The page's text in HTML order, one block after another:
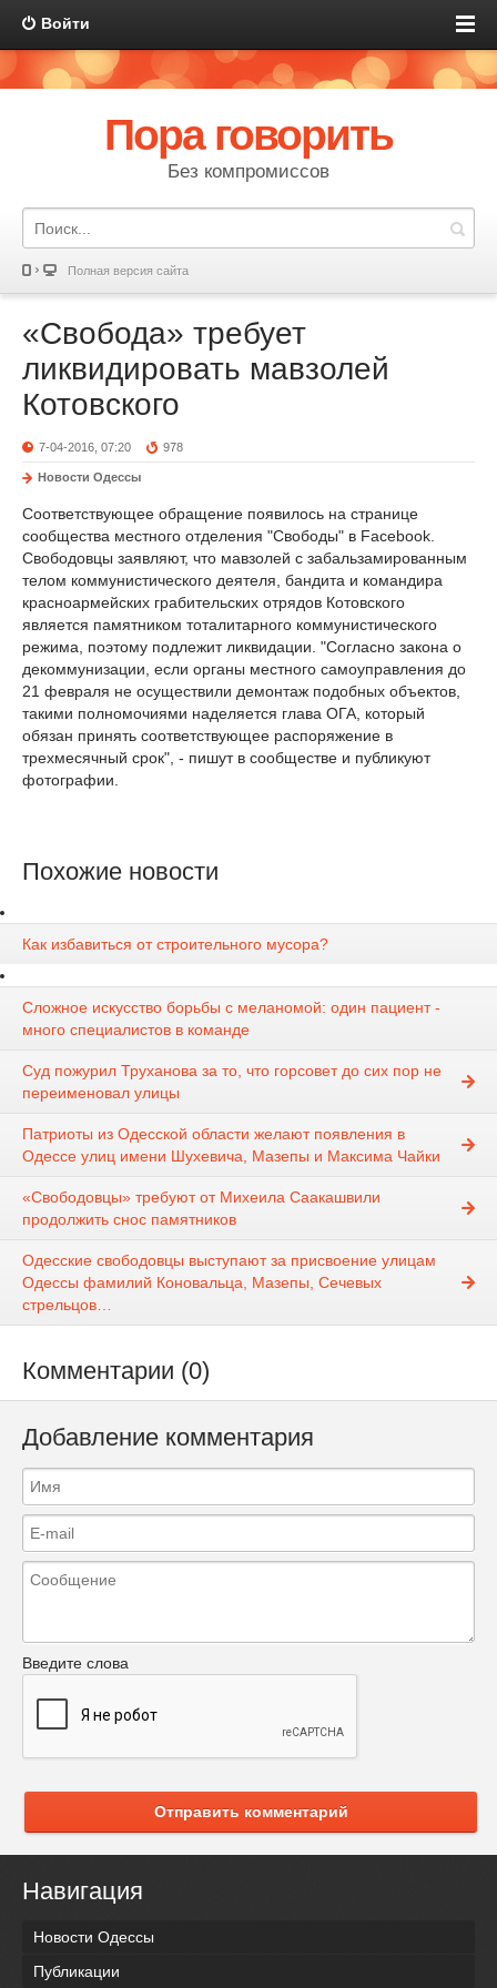
Войти
Пора говорить
Без компромиссов
Полная версия сайта
«Свобода» требует
ликвидировать мавзолей
Котовского
7-04-2016, 07:20 978
Новости Одессы
Соответствующее обращение появилось на странице
сообщества местного отделения "Свободы" в Facebook.
Свободовцы заявляют, что мавзолей с забальзамированным
телом коммунистического деятеля, бандита и командира
красноармейских грабительских отрядов Котовского
является памятником тоталитарного коммунистического
режима, поэтому подлежит ликвидации. "Согласно закона о
декоммунизации, если органы местного самоуправления до
21 февраля не осуществили демонтаж подобных объектов,
такими полномочиями наделяется глава ОГА, который
обязан принять соответствующее распоряжение в
трехмесячный срок", - пишут в сообществе и публикуют
фотографии.
Похожие новости
Как избавиться от строительного мусора?
Сложное искусство борьбы с меланомой: один пациент -
много специалистов в команде
Суд пожурил Труханова за то, что горсовет до сих пор не
переименовал улицы
Патриоты из Одесской области желают появления в
Одессе улиц имени Шухевича, Мазепы и Максима Чайки
«Свободовцы» требуют от Михеила Саакашвили
продолжить снос памятников
Одесские свободовцы выступают за присвоение улицам
Одессы фамилий Коновальца, Мазепы, Сечевых
стрельцов…
Комментарии (0)
Добавление комментария
Введите слова
Отправить комментарий
Навигация
Новости Одессы
Публикации